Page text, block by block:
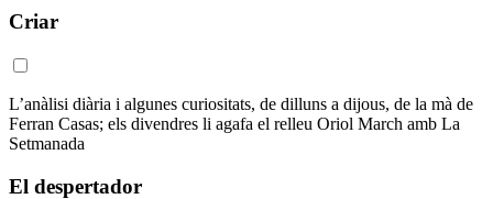
Criar
L’anàlisi diària i algunes curiositats, de dilluns a dijous, de la mà de
Ferran Casas; els divendres li agafa el relleu Oriol March amb La
Setmanada
El despertador